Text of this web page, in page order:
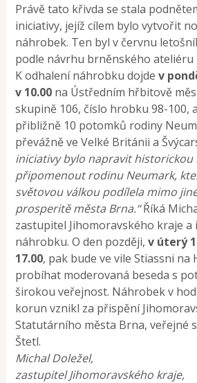
Právě tato křivda se stala
iniciativy, jejíž cílem bylo vytvořit
náhrobek. Ten byl v červnu
podle návrhu brněnského ateliéru
K odhalení náhrobku dojdev
v 10.00 na Ústředním hřbitově
skupině 106, číslo hrobku 98-100,
přibližně 10 potomků rodiny
převážně ve Velké Británii a
iniciativy bylo napravit historickou
připomenout rodinu Neumark,
světovou válkou podílela mimo
prosperitě města Brna.“Říká
zastupitel Jihomoravského kraje
náhrobku. O den později,v úterý
17.00, pak bude ve vile Stiassni na
probíhat moderovaná beseda s
širokou veřejnost. Náhrobek v
korun vznikl za přispění
Statutárního města Brna, veřejné
Štetl.
Michal Doležel,
zastupitel Jihomoravského kraje,